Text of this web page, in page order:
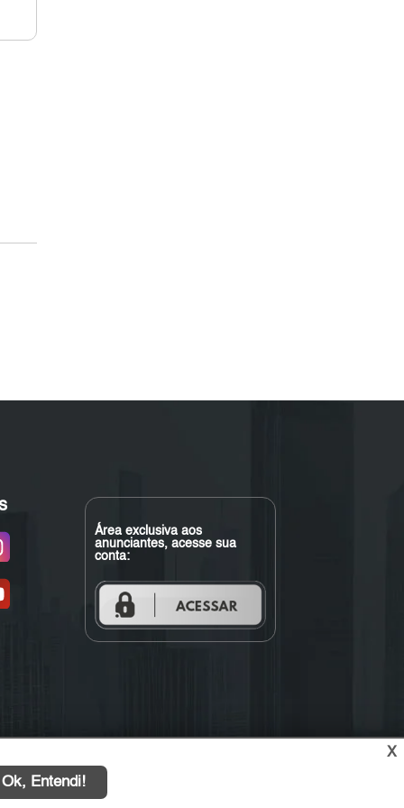
Área exclusiva aos
anunciantes, acesse sua
conta:
X
Ok, Entendi!